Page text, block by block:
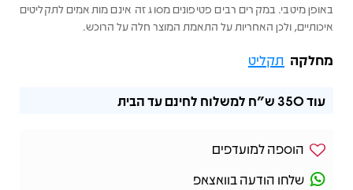
באופן מיטבי. במקרים רבים פטיפונים מסוג זה אינם מותאמים לתקליטים
איכותיים, ולכן האחריות על התאמת המוצר חלה על הרוכש.
מחלקה תקליט
עוד350 ש"ח למשלוח לחינם עד הבית
הוספה למועדפים
שלחו הודעה בוואצאפ